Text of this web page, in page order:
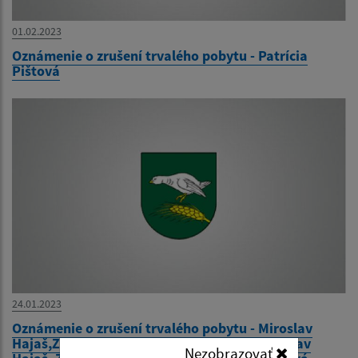
01.02.2023
Oznámenie o zrušení trvalého pobytu - Patrícia
Pištová
24.01.2023
Oznámenie o zrušení trvalého pobytu - Miroslav
Hajaš,Zdenka Hajašová, Michal Hajaš, Miroslav
Nezobrazovať